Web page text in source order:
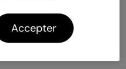
Accepter